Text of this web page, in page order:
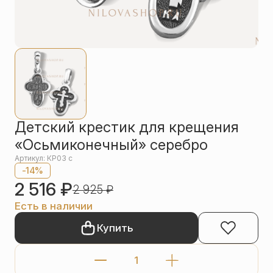
Цепи
Чётки
Другое
Детский крестик для крещения
«Осьмиконечный» серебро
Артикул: КР03 с
-14%
2 516 ₽2 925₽
Есть в наличии
Купить
Количество